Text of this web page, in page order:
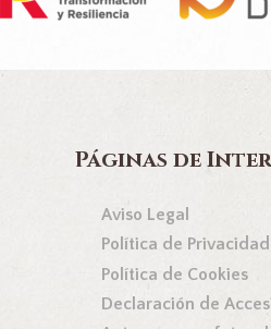
Páginas de
Aviso Legal
Política de Privacidad
Política de Cookies
Declaración de